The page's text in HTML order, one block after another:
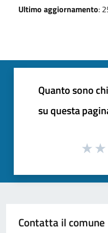
Ultimo aggiornamento:
Quanto sono
su questa
Contatta il comune